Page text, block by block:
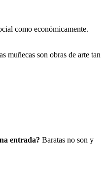
como económicamente.
muñecas son obras de arte tan
entrada? Baratas no son y